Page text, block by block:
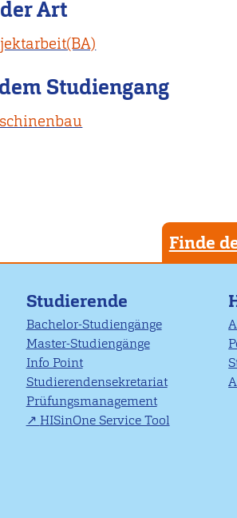
Art
Studiengang
Finde
Studierende
Bachelor-Studiengänge
Master-Studiengänge
Info Point
Studierendensekretariat
Prüfungsmanagement
HISinOne Service Tool